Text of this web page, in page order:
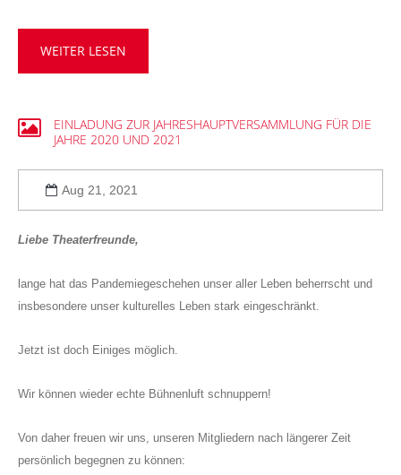
WEITER LESEN
EINLADUNG ZUR JAHRESHAUPTVERSAMMLUNG FÜR DIE
JAHRE 2020 UND 2021
Aug 21, 2021
Liebe Theaterfreunde,
lange hat das Pandemiegeschehen unser aller Leben beherrscht und
insbesondere unser kulturelles Leben stark eingeschränkt.
Jetzt ist doch Einiges möglich.
Wir können wieder echte Bühnenluft schnuppern!
Von daher freuen wir uns, unseren Mitgliedern nach längerer Zeit
persönlich begegnen zu können: